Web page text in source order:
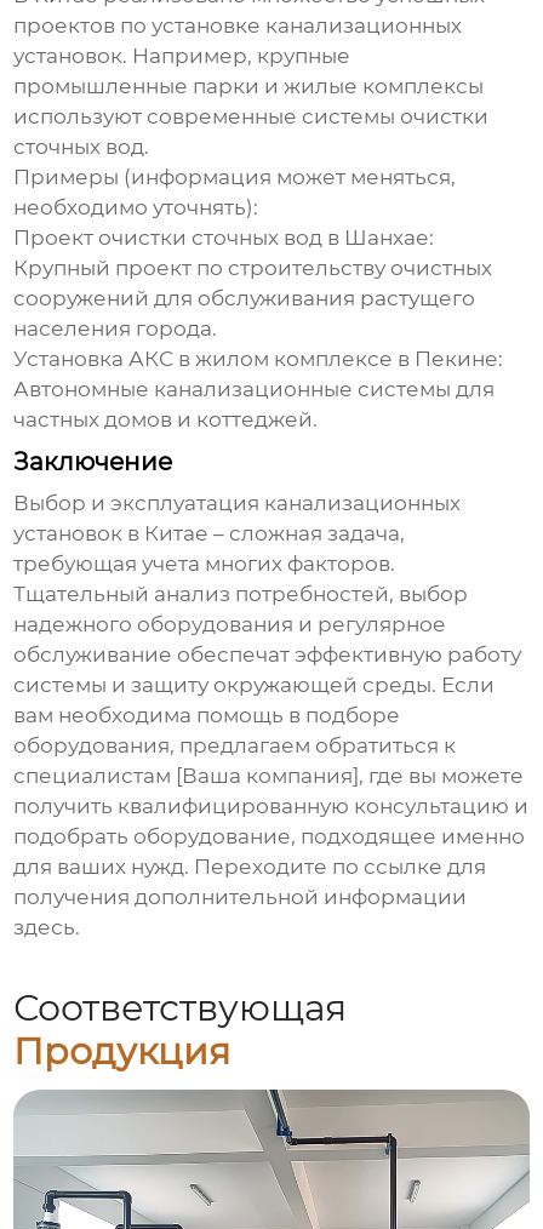
проектов по установке канализационных
установок. Например, крупные
промышленные парки и жилые комплексы
используют современные системы очистки
сточных вод.
Примеры (информация может меняться,
необходимо уточнять):
Проект очистки сточных вод в Шанхае:
Крупный проект по строительству очистных
сооружений для обслуживания растущего
населения города.
Установка АКС в жилом комплексе в Пекине:
Автономные канализационные системы для
частных домов и коттеджей.
Заключение
Выбор и эксплуатация канализационных
установок в Китае – сложная задача,
требующая учета многих факторов.
Тщательный анализ потребностей, выбор
надежного оборудования и регулярное
обслуживание обеспечат эффективную работу
системы и защиту окружающей среды. Если
вам необходима помощь в подборе
оборудования, предлагаем обратиться к
специалистам [Ваша компания], где вы можете
получить квалифицированную консультацию и
подобрать оборудование, подходящее именно
для ваших нужд. Переходите по ссылке для
получения дополнительной информации
здесь.
Соответствующая
Продукция